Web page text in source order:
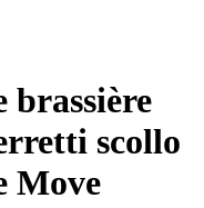
brassière
scollo
Move